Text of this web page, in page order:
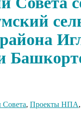
, Проекты НПА